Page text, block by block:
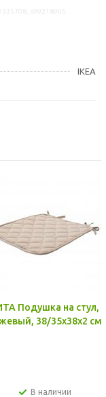
IKEA
Подушка на стул,
38/35x38x2 см
В наличии